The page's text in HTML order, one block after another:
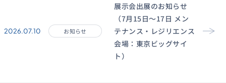
2026.07.10 お知らせ
展示会出展のお知らせ
（7月15日〜17日 メン
テナンス・レジリエンス
会場：東京ビッグサイ
ト）